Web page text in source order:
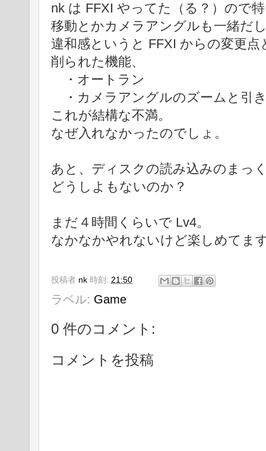
nk は FFXI やってた（る？）ので
移動とかカメラアングルも一緒だ
違和感というと FFXI からの変更点
削られた機能、
・オートラン
・カメラアングルのズームと引
これが結構な不満。
なぜ入れなかったのでしょ。
あと、ディスクの読み込みのまっ
どうしよもないのか？
まだ４時間くらいで Lv4。
なかなかやれないけど楽しめてま
投稿者 nk 時刻: 21:50
ラベル: Game
0 件のコメント:
コメントを投稿